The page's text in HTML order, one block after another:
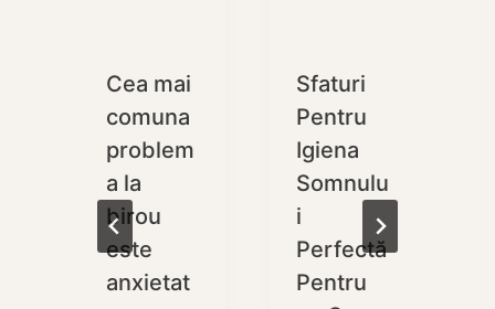
Cea mai
comuna
problem
a la
birou
este
anxietat
Sfaturi
Pentru
Igiena
Somnulu
i
Perfectă
Pentru